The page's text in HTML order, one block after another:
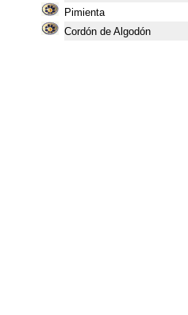
Pimienta
Cordón de Algodón